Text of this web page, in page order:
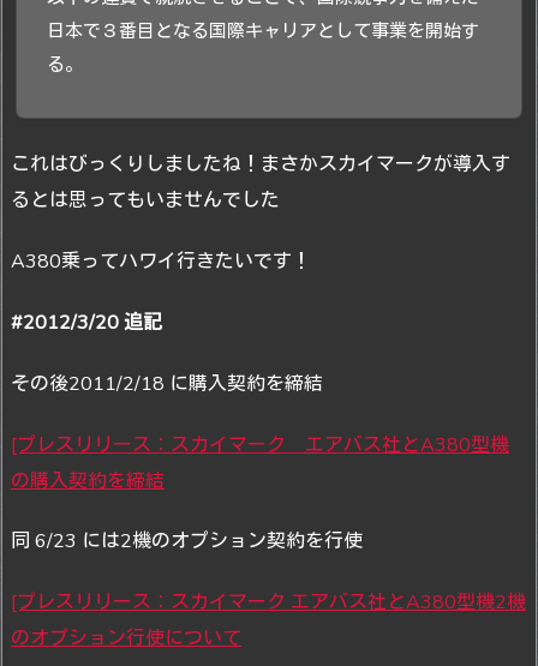
日本で３番目となる国際キャリアとして事業を開始す
る。
これはびっくりしましたね！まさかスカイマークが導入す
るとは思ってもいませんでした
A380乗ってハワイ行きたいです！
#2012/3/20 追記
その後2011/2/18 に購入契約を締結
[プレスリリース：スカイマーク エアバス社とA380型機
の購入契約を締結
同 6/23 には2機のオプション契約を行使
[プレスリリース：スカイマーク エアバス社とA380型機2機
のオプション行使について